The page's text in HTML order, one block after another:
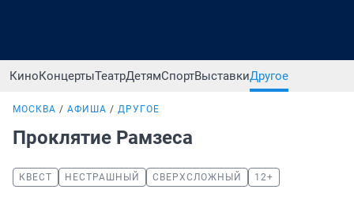
КиноКонцертыТеатрДетямСпортВыставкиДругое
МОСКВА АФИША ДРУГОЕ
Проклятие Рамзеса
КВЕСТ НЕСТРАШНЫЙ СВЕРХСЛОЖНЫЙ 12+